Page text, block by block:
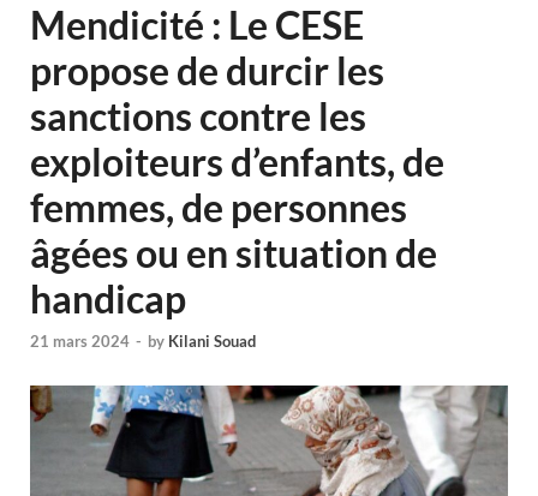
Mendicité : Le CESE
propose de durcir les
sanctions contre les
exploiteurs d’enfants, de
femmes, de personnes
âgées ou en situation de
handicap
21 mars 2024 - by Kilani Souad